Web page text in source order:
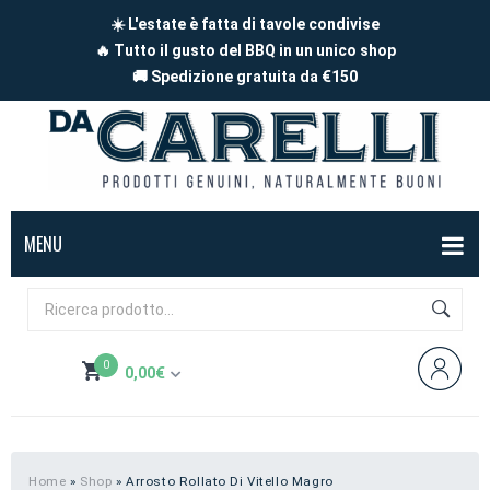
☀️ L'estate è fatta di tavole condivise
🔥 Tutto il gusto del BBQ in un unico shop
🚚 Spedizione gratuita da €150
MENU
BOX
FORMAGGI
Pecora
A pezzi
Carne di maiale
BBQ
0 0,00€
Subtotale:
Home » Shop »Arrosto Rollato Di Vitello Magro